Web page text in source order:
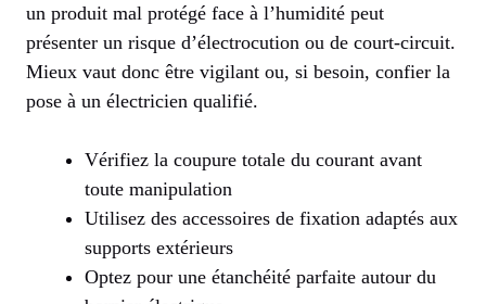
un produit mal protégé face à l’humidité peut
présenter un risque d’électrocution ou de court-circuit.
Mieux vaut donc être vigilant ou, si besoin, confier la
pose à un électricien qualifié.
Vérifiez la coupure totale du courant avant
toute manipulation
Utilisez des accessoires de fixation adaptés aux
supports extérieurs
Optez pour une étanchéité parfaite autour du